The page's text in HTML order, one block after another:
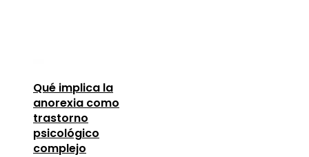
Qué implica la
anorexia como
trastorno
psicológico
complejo